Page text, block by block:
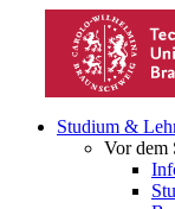
Studium &
Vor dem